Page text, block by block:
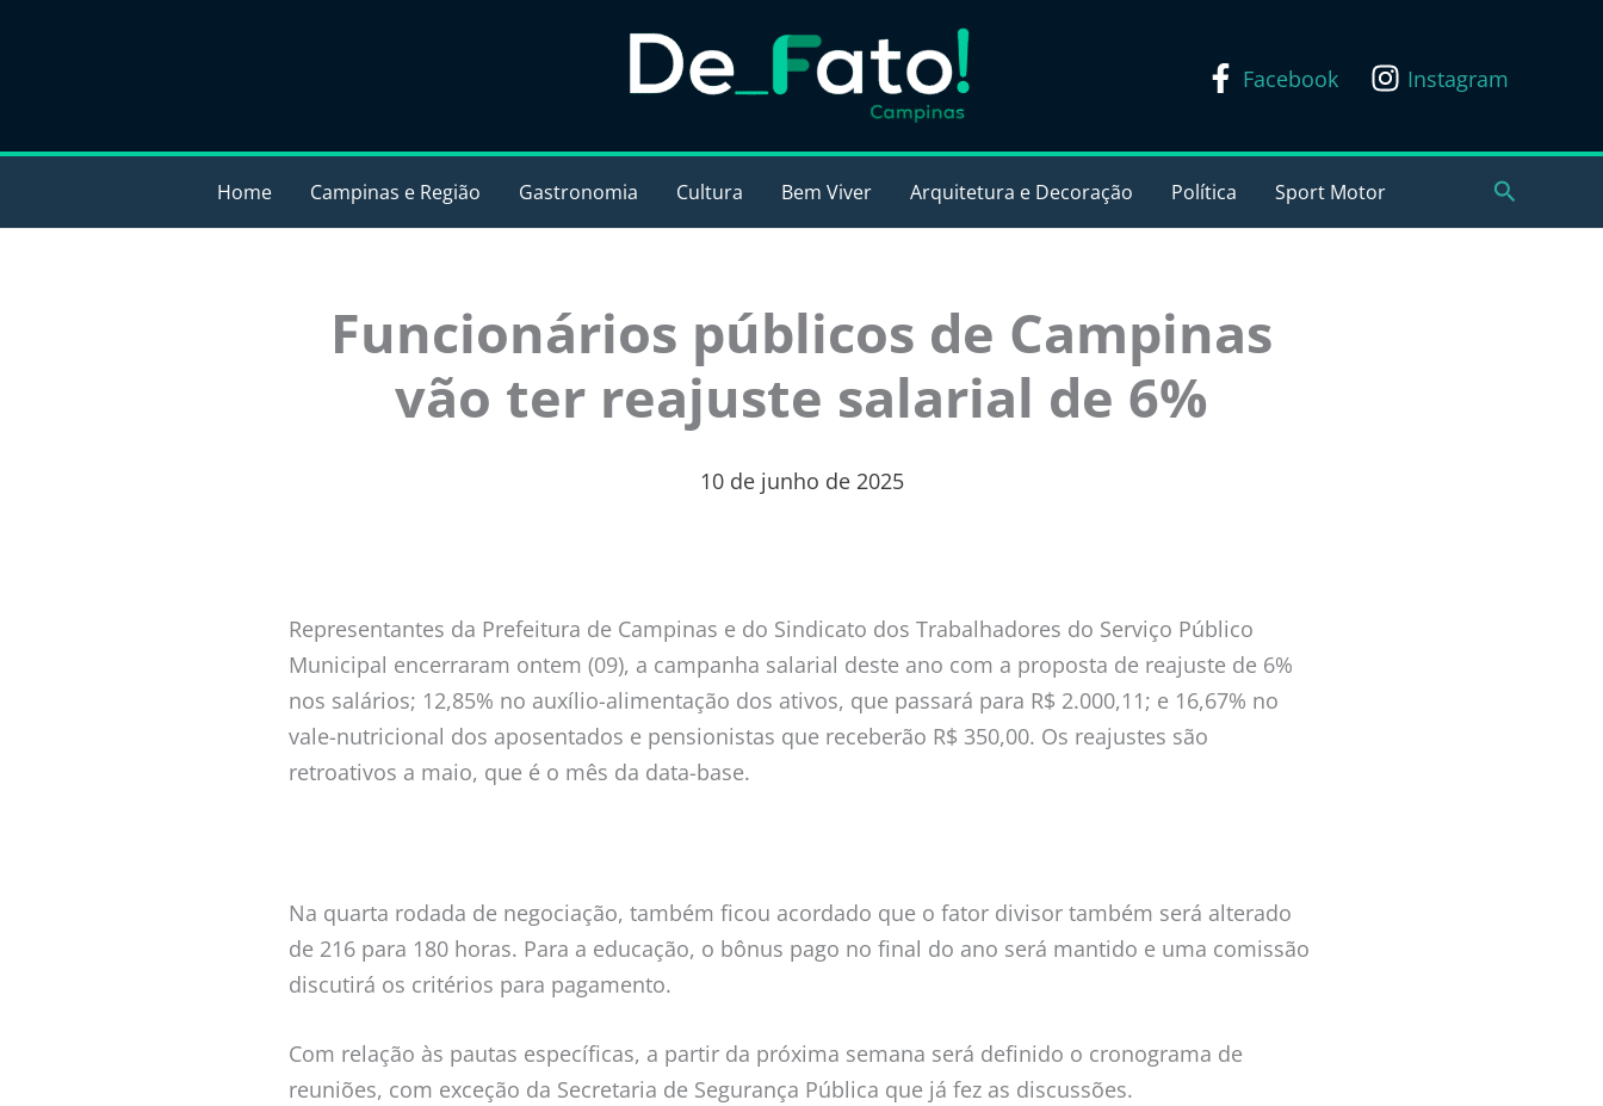
Facebook Instagram
Home Campinas e Região Gastronomia Cultura Bem Viver Arquitetura e Decoração Política Sport Motor Pesquisar
Funcionários públicos de Campinas
vão ter reajuste salarial de 6%
10 de junho de 2025
Representantes da Prefeitura de Campinas e do Sindicato dos Trabalhadores do Serviço Público
Municipal encerraram ontem (09), a campanha salarial deste ano com a proposta de reajuste de 6%
nos salários; 12,85% no auxílio-alimentação dos ativos, que passará para R$ 2.000,11; e 16,67% no
vale-nutricional dos aposentados e pensionistas que receberão R$ 350,00. Os reajustes são
retroativos a maio, que é o mês da data-base.
Na quarta rodada de negociação, também ficou acordado que o fator divisor também será alterado
de 216 para 180 horas. Para a educação, o bônus pago no final do ano será mantido e uma comissão
discutirá os critérios para pagamento.
Com relação às pautas específicas, a partir da próxima semana será definido o cronograma de
reuniões, com exceção da Secretaria de Segurança Pública que já fez as discussões.